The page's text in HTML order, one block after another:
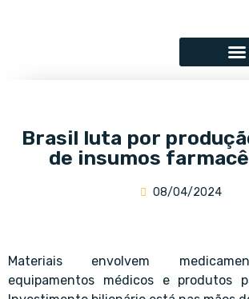
Brasil luta por
de insumos
08/04/2024
Materiais envolvem
equipamentos médicos e produtos